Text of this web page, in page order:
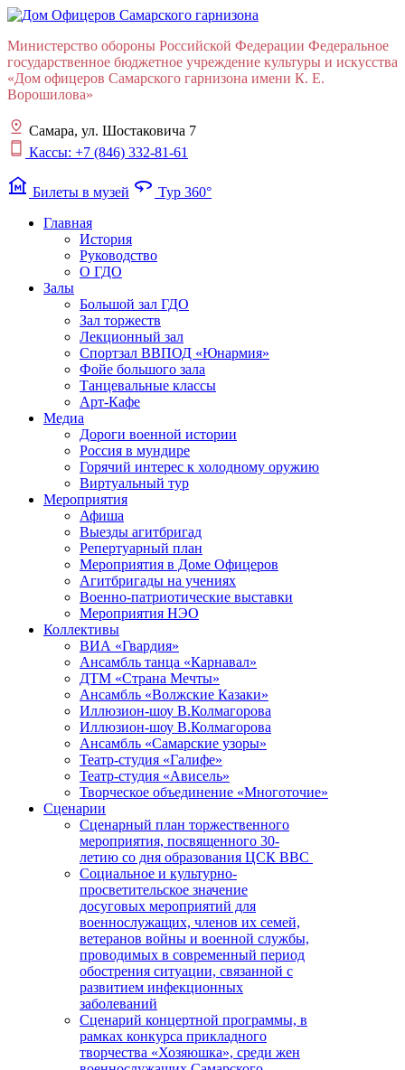
Министерство обороны Российской Федерации Федеральное
государственное бюджетное учреждение культуры и искусства
«Дом офицеров Cамарского гарнизона имени К. Е.
Ворошилова»
Самара, ул. Шостаковича 7
Кассы: +7 (846) 332-81-61
museum Билеты в музей 360 Тур 360°
Главная
История
Руководство
О ГДО
Залы
Большой зал ГДО
Зал торжеств
Лекционный зал
Cпортзал ВВПОД «Юнармия»
Фойе большого зала
Танцевальные классы
Арт-Кафе
Медиа
Дороги военной истории
Россия в мундире
Горячий интерес к холодному оружию
Виртуальный тур
Мероприятия
Афиша
Выезды агитбригад
Репертуарный план
Мероприятия в Доме Офицеров
Агитбригады на учениях
Военно-патриотические выставки
Мероприятия НЭО
Коллективы
ВИА «Гвардия»
Ансамбль танца «Карнавал»
ДТМ «Страна Мечты»
Ансамбль «Волжские Казаки»
Иллюзион-шоу В.Колмагорова
Иллюзион-шоу В.Колмагорова
Ансамбль «Самарские узоры»
Театр-студия «Галифе»
Театр-студия «Ависель»
Творческое объединение «Многоточие»
Сценарии
Сценарный план торжественного
мероприятия, посвященного 30-
летию со дня образования ЦСК ВВС
Социальное и культурно-
просветительское значение
досуговых мероприятий для
военнослужащих, членов их семей,
ветеранов войны и военной службы,
проводимых в современный период
обострения ситуации, связанной с
развитием инфекционных
заболеваний
Сценарий концертной программы, в
рамках конкурса прикладного
творчества «Хозяюшка», среди жен